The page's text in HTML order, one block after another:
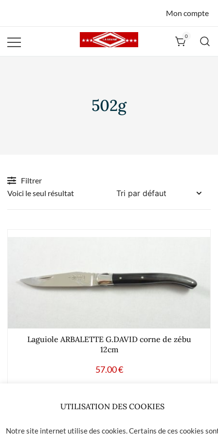
Mon compte
0
502g
Filtrer
Voici le seul résultat
Laguiole ARBALETTE G.DAVID corne de zébu
12cm
57.00€
UTILISATION DES COOKIES
Notre site internet utilise des cookies. Certains de ces cookies